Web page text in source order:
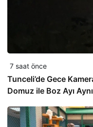
7 saat önce
Tunceli’de Gece
Domuz ile Boz Ayı